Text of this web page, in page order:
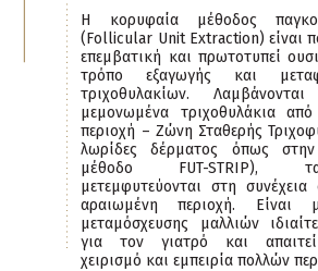
Η κορυφαία μέθοδος
(Follicular Unit Extraction) είναι
επεμβατική και πρωτοτυπεί
τρόπο εξαγωγής και
τριχοθυλακίων.
μεμονωμένα τριχοθυλάκια
περιοχή – Ζώνη Σταθερής
λωρίδες δέρματος όπως στην
μέθοδο FUT-STRIP),
μετεμφυτεύονται στη συνέχεια
αραιωμένη περιοχή. Είναι
μεταμόσχευσης μαλλιών
για τον γιατρό και
χειρισμό και εμπειρία πολλών